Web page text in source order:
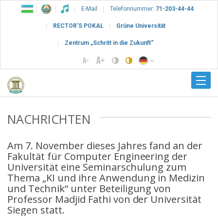
E-Mail Telefonnummer: 71-203-44-44
RECTOR’S POKAL Grüne Universität
Zentrum „Schritt in die Zukunft“
NACHRICHTEN
Am 7. November dieses Jahres fand an der
Fakultät für Computer Engineering der
Universität eine Seminarschulung zum
Thema „KI und ihre Anwendung in Medizin
und Technik“ unter Beteiligung von
Professor Madjid Fathi von der Universität
Siegen statt.